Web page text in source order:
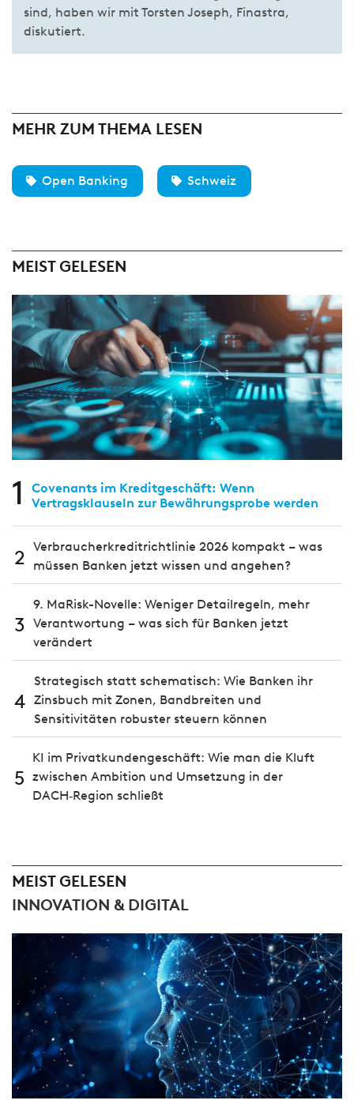
sind, haben wir mit Torsten Joseph, Finastra,
diskutiert.
MEHR ZUM THEMA LESEN
Open Banking Schweiz
MEIST GELESEN
1
Covenants im Kreditgeschäft: Wenn
Vertragsklauseln zur Bewährungsprobe werden
2 Verbraucherkreditrichtlinie 2026 kompakt – was
müssen Banken jetzt wissen und angehen?
3
9. MaRisk-Novelle: Weniger Detailregeln, mehr
Verantwortung – was sich für Banken jetzt
verändert
4
Strategisch statt schematisch: Wie Banken ihr
Zinsbuch mit Zonen, Bandbreiten und
Sensitivitäten robuster steuern können
5
KI im Privatkundengeschäft: Wie man die Kluft
zwischen Ambition und Umsetzung in der
DACH‑Region schließt
MEIST GELESEN
INNOVATION & DIGITAL